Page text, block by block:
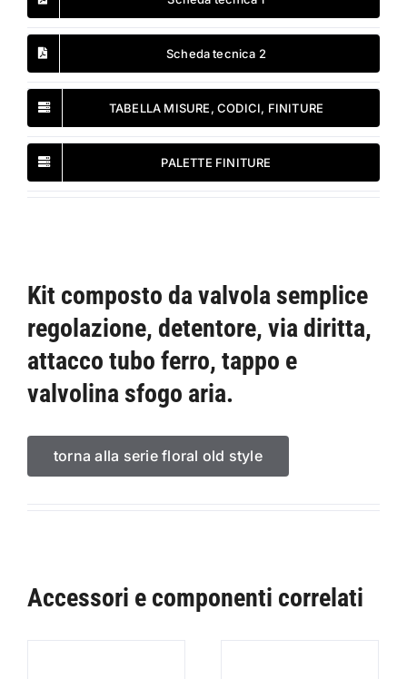
Scheda tecnica 2
TABELLA MISURE, CODICI, FINITURE
PALETTE FINITURE
Kit composto da valvola semplice
regolazione, detentore, via diritta,
attacco tubo ferro, tappo e
valvolina sfogo aria.
torna alla serie floral old style
Accessori e componenti correlati